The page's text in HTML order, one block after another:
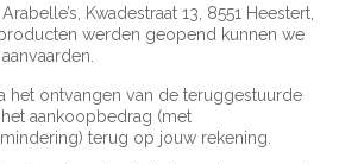
Kwadestraat 13, 8551 Heestert,
werden geopend kunnen we
het ontvangen van de teruggestuurde
aankoopbedrag (met
terug op jouw rekening.